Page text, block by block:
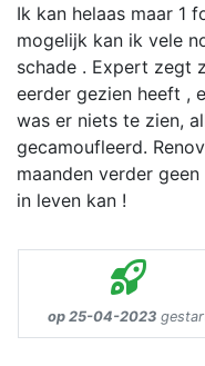
Ik kan helaas maar 1
mogelijk kan ik vele
schade . Expert zegt
eerder gezien heeft ,
was er niets te zien,
gecamoufleerd.
maanden verder
in leven kan !
op 25-04-2023